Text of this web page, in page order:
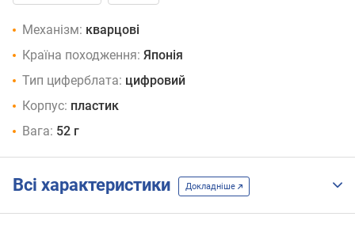
Механізм: кварцові
Країна походження: Японія
Тип циферблата: цифровий
Корпус: пластик
Вага: 52 г
Всі характеристики Докладніше